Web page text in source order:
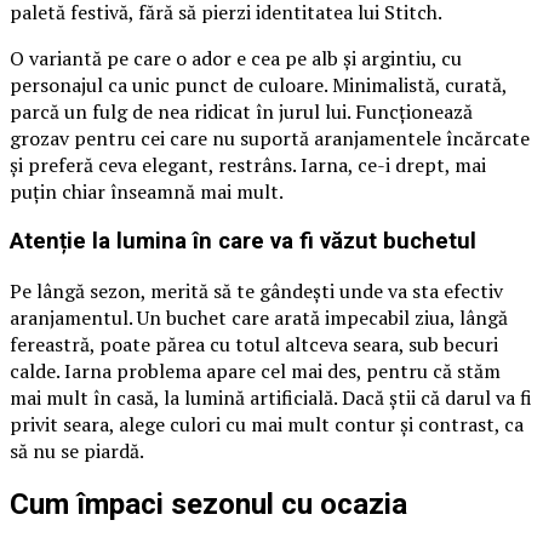
paletă festivă, fără să pierzi identitatea lui Stitch.
O variantă pe care o ador e cea pe alb și argintiu, cu
personajul ca unic punct de culoare. Minimalistă, curată,
parcă un fulg de nea ridicat în jurul lui. Funcționează
grozav pentru cei care nu suportă aranjamentele încărcate
și preferă ceva elegant, restrâns. Iarna, ce-i drept, mai
puțin chiar înseamnă mai mult.
Atenție la lumina în care va fi văzut buchetul
Pe lângă sezon, merită să te gândești unde va sta efectiv
aranjamentul. Un buchet care arată impecabil ziua, lângă
fereastră, poate părea cu totul altceva seara, sub becuri
calde. Iarna problema apare cel mai des, pentru că stăm
mai mult în casă, la lumină artificială. Dacă știi că darul va fi
privit seara, alege culori cu mai mult contur și contrast, ca
să nu se piardă.
Cum împaci sezonul cu ocazia